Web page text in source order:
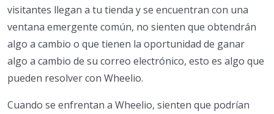
visitantes llegan a tu tienda y se encuentran con una
ventana emergente común, no sienten que obtendrán
algo a cambio o que tienen la oportunidad de ganar
algo a cambio de su correo electrónico, esto es algo que
pueden resolver con Wheelio.
Cuando se enfrentan a Wheelio, sienten que podrían